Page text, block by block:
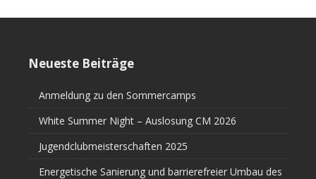
Neueste Beiträge
Anmeldung zu den Sommercamps
White Summer Night – Auslosung CM 2026
Jugendclubmeisterschaften 2025
Energetische Sanierung und barrierefreier Umbau des